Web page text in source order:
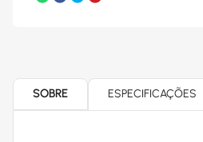
SOBRE ESPECIFICAÇÕES